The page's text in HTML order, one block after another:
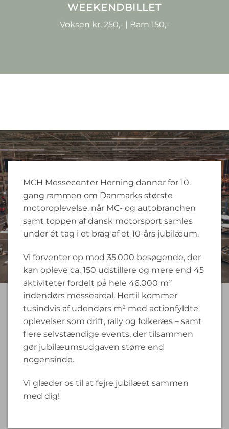
WEEKENDBILLET
Voksen kr. 250,- | Barn 150,-
MCH Messecenter Herning danner for 10.
gang rammen om Danmarks største
motoroplevelse, når MC- og autobranchen
samt toppen af dansk motorsport samles
under ét tag i et brag af et 10-års jubilæum.
Vi forventer op mod 35.000 besøgende, der
kan opleve ca. 150 udstillere og mere end 45
aktiviteter fordelt på hele 46.000 m²
indendørs messeareal. Hertil kommer
tusindvis af udendørs m² med actionfyldte
oplevelser som drift, rally og folkeræs – samt
flere selvstændige events, der tilsammen
gør jubilæumsudgaven større end
nogensinde.
Vi glæder os til at fejre jubilæet sammen
med dig!